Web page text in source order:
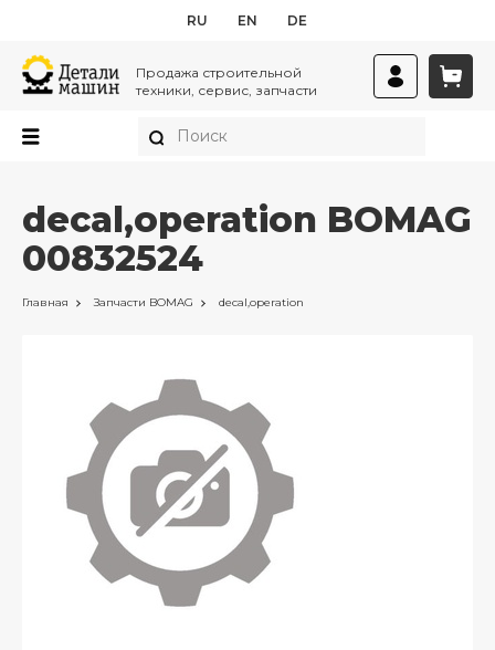
RU EN DE
Продажа строительной
техники, сервис, запчасти
decal,operation BOMAG
00832524
Главная Запчасти BOMAG decal,operation